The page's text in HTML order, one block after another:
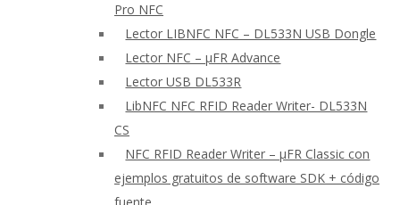
Pro NFC
Lector LIBNFC NFC – DL533N USB Dongle
Lector NFC – μFR Advance
Lector USB DL533R
LibNFC NFC RFID Reader Writer- DL533N
CS
NFC RFID Reader Writer – μFR Classic con
ejemplos gratuitos de software SDK + código